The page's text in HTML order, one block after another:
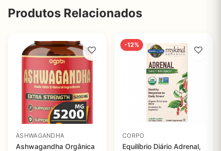
Produtos Relacionados
ASHWAGANDHA
Ashwagandha Orgânica
-12%
CORPO
Equilíbrio Diário Adrenal,